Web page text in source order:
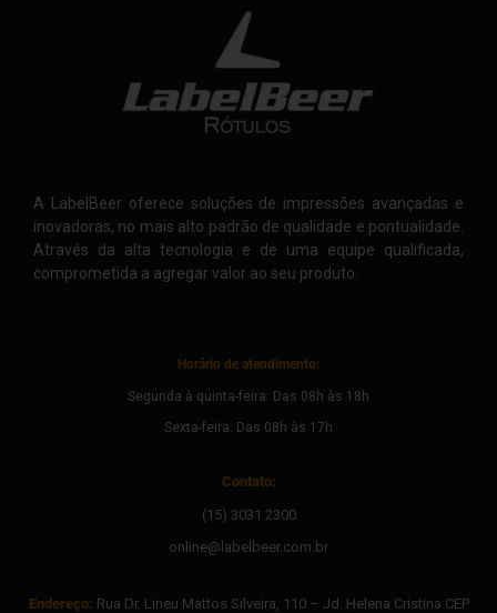
A LabelBeer oferece soluções de impressões avançadas e
inovadoras, no mais alto padrão de qualidade e pontualidade.
Através da alta tecnologia e de uma equipe qualificada,
comprometida a agregar valor ao seu produto.
Horário de atendimento:
Segunda à quinta-feira: Das 08h às 18h
Sexta-feira: Das 08h às 17h
Contato:
(15) 3031 2300
online@labelbeer.com.br
Endereço: Rua Dr. Lineu Mattos Silveira, 110 – Jd. Helena Cristina CEP